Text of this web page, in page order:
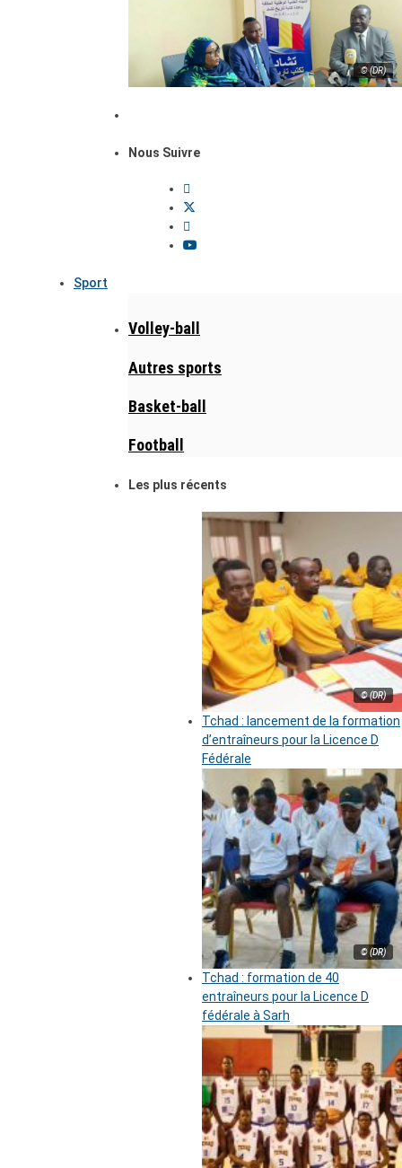
© (DR)
Nous Suivre
Sport
Volley-ball
Autres sports
Basket-ball
Football
Les plus récents
© (DR)
Tchad : lancement de la formation
d’entraîneurs pour la Licence D
Fédérale
© (DR)
Tchad : formation de 40
entraîneurs pour la Licence D
fédérale à Sarh